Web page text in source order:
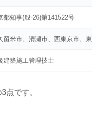
都知事(般-26)第141522号
留米市、清瀬市、西東京市、
建築施工管理技士
点です。